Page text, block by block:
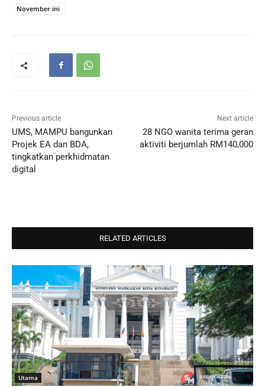
November ini
Previous article
UMS, MAMPU bangunkan
Projek EA dan BDA,
tingkatkan perkhidmatan
digital
Next article
28 NGO wanita terima geran
aktiviti berjumlah RM140,000
RELATED ARTICLES
Utama